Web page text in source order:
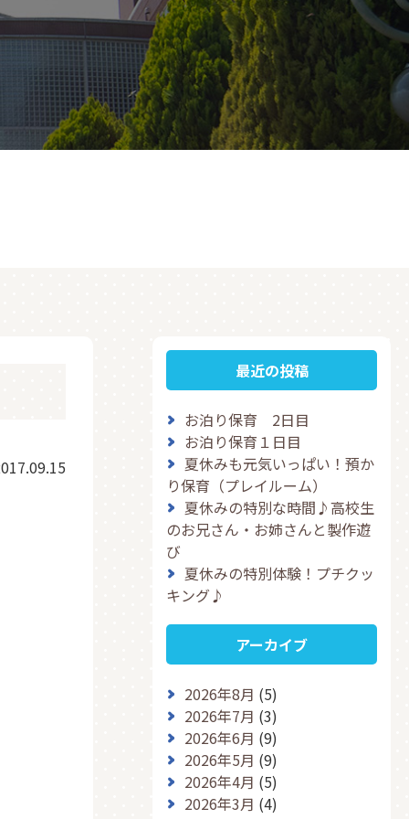
最近の投稿
お泊り保育 2日目
お泊り保育１日目
夏休みも元気いっぱい！預か
り保育（プレイルーム）
夏休みの特別な時間♪高校生
のお兄さん・お姉さんと製作遊
び
夏休みの特別体験！プチクッ
キング♪
アーカイブ
2026年8月 (5)
2026年7月 (3)
2026年6月 (9)
2026年5月 (9)
2026年4月 (5)
2026年3月 (4)